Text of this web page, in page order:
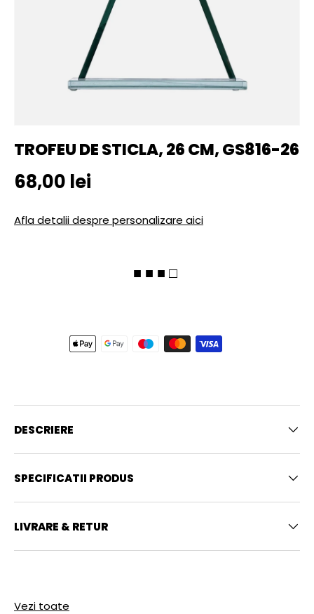
TROFEU DE STICLA, 26 CM, GS816-26
Pret initial
68,00 lei
Afla detalii despre personalizare aici
■ ■ ■ □
DESCRIERE
SPECIFICATII PRODUS
LIVRARE & RETUR
Vezi toate